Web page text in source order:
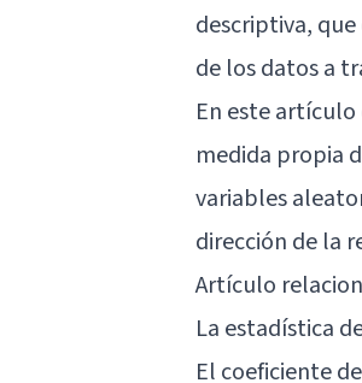
descriptiva,
de los datos a
En este artículo
medida propia
variables
dirección de la
Artículo
La estadística
El coeficiente